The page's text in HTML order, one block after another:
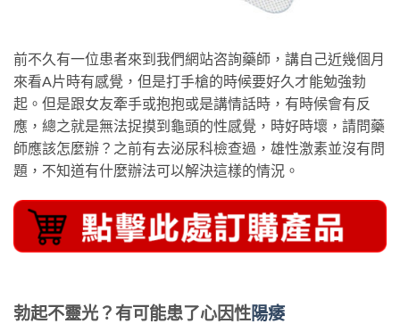
前不久有一位患者來到我們網站咨詢藥師，講自己近幾個月
來看A片時有感覺，但是打手槍的時候要好久才能勉強勃
起。但是跟女友牽手或抱抱或是講情話時，有時候會有反
應，總之就是無法捉摸到龜頭的性感覺，時好時壞，請問藥
師應該怎麼辦？之前有去泌尿科檢查過，雄性激素並沒有問
題，不知道有什麼辦法可以解決這樣的情況。
勃起不靈光？有可能患了心因性陽痿